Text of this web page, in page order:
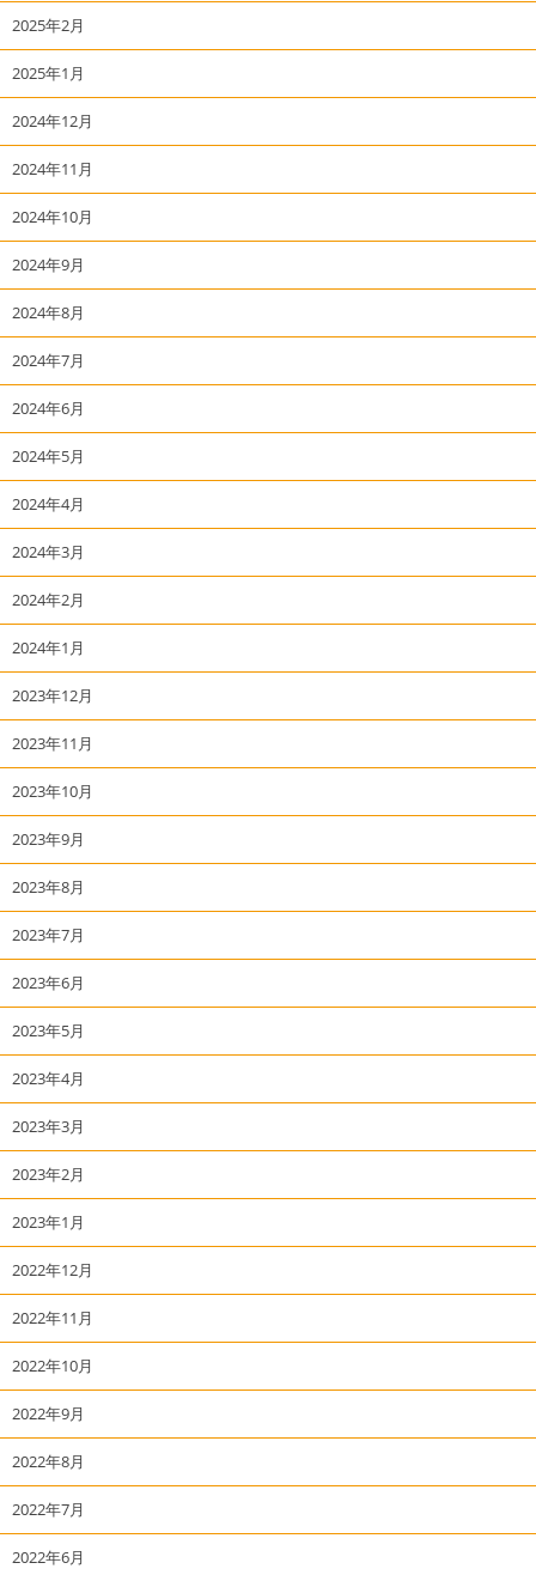
2025年2月
2025年1月
2024年12月
2024年11月
2024年10月
2024年9月
2024年8月
2024年7月
2024年6月
2024年5月
2024年4月
2024年3月
2024年2月
2024年1月
2023年12月
2023年11月
2023年10月
2023年9月
2023年8月
2023年7月
2023年6月
2023年5月
2023年4月
2023年3月
2023年2月
2023年1月
2022年12月
2022年11月
2022年10月
2022年9月
2022年8月
2022年7月
2022年6月